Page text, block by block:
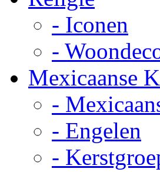
- Iconen
-
Mexicaanse
-
- Engelen
-